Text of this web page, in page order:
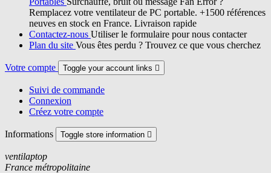
Remplacez votre ventilateur de PC portable. +1500 références
neuves en stock en France. Livraison rapide
Contactez-nous Utiliser le formulaire pour nous contacter
Plan du site Vous êtes perdu ? Trouvez ce que vous cherchez
Votre compte Toggle your account links 
Suivi de commande
Connexion
Créez votre compte
Informations Toggle store information 
ventilaptop
France métropolitaine